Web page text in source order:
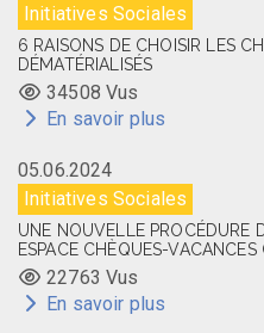
Initiatives Sociales
6 RAISONS DE CHOISIR LES
DÉMATÉRIALISÉS
34508 Vus
En savoir plus
05.06.2024
Initiatives Sociales
UNE NOUVELLE PROCÉDURE
ESPACE CHÈQUES-
22763 Vus
En savoir plus